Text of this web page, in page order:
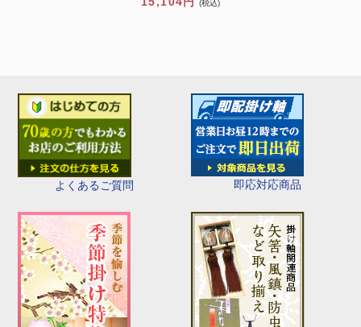
よくあるご質問 即応対応商品
(税込)